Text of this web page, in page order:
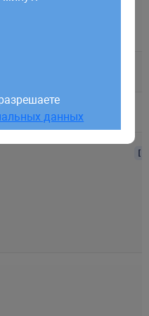
[
данных
данных